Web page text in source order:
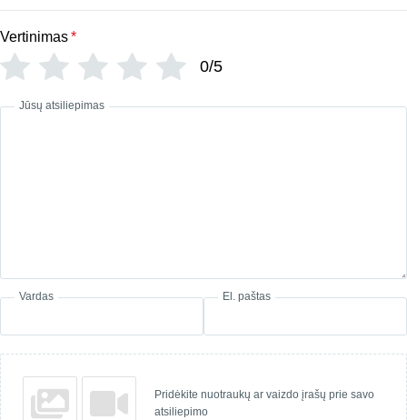
Vertinimas*
0/5
Jūsų atsiliepimas
Vardas El. paštas
Pridėkite nuotraukų ar vaizdo įrašų prie savo
atsiliepimo